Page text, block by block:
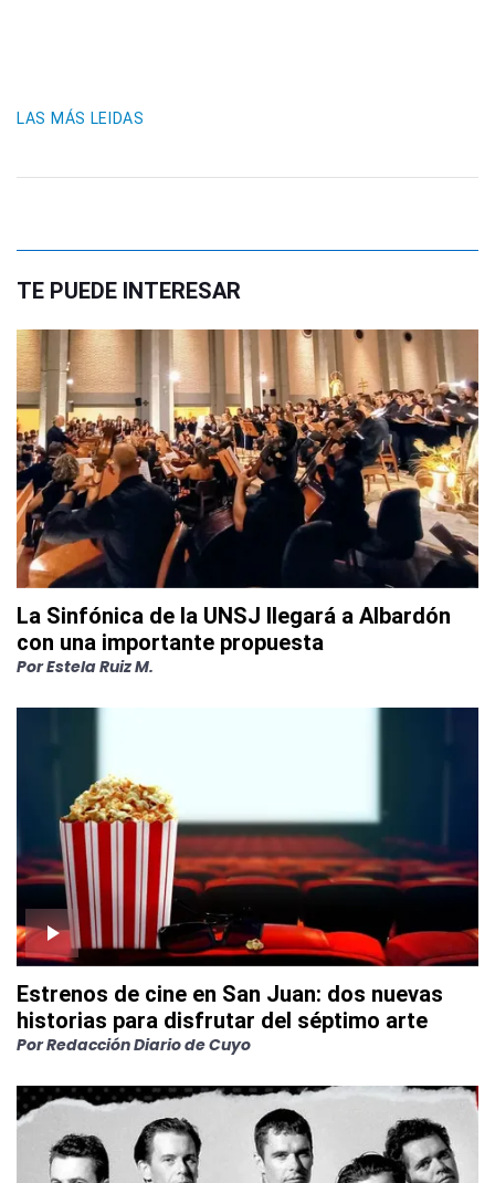
LAS MÁS LEIDAS
TE PUEDE INTERESAR
La Sinfónica de la UNSJ llegará a Albardón
con una importante propuesta
PorEstela Ruiz M.
Estrenos de cine en San Juan: dos nuevas
historias para disfrutar del séptimo arte
PorRedacción Diario de Cuyo